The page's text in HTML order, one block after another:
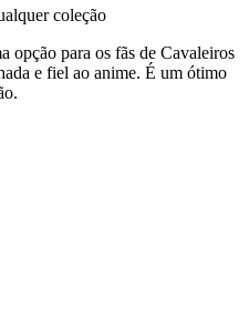
coleção
opção para os fãs de Cavaleiros
e fiel ao anime. É um ótimo